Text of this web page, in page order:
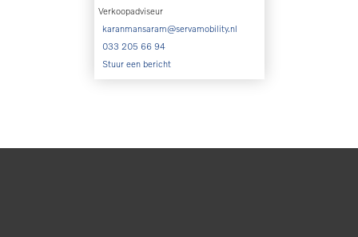
Verkoopadviseur
karanmansaram@servamobility.nl
033 205 66 94
Stuur een bericht